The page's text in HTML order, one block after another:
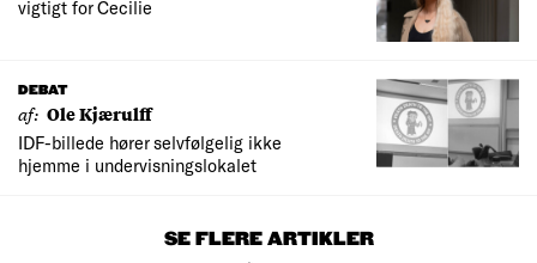
vigtigt for Cecilie
DEBAT
af: Ole Kjærulff
IDF-billede hører selvfølgelig ikke
hjemme i undervisningslokalet
SE FLERE ARTIKLER